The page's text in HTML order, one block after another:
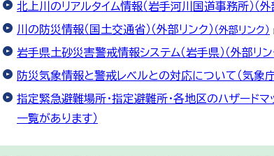
北上川のリアルタイム情報（岩手河川国道事務所）（外
川の防災情報（国土交通省）（外部リンク） （外部リンク）
岩手県土砂災害警戒情報システム（岩手県）（外部リン
防災気象情報と警戒レベルとの対応について（気象庁
指定緊急避難場所・指定避難所・各地区のハザード
一覧があります）